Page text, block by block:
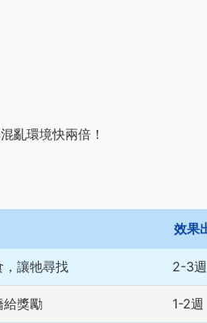
亂環境快兩倍！
效果
，讓牠尋找 2-3週
給獎勵 1-2週